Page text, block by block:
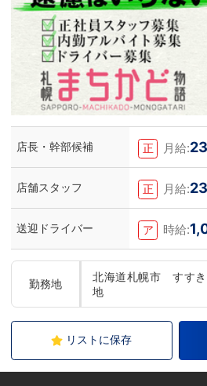
店長・幹部候補 正 月給:
店舗スタッフ 正 月給:
送迎ドライバー ア 時給:
勤務地
北海道札幌市 すす
地
リストに保存